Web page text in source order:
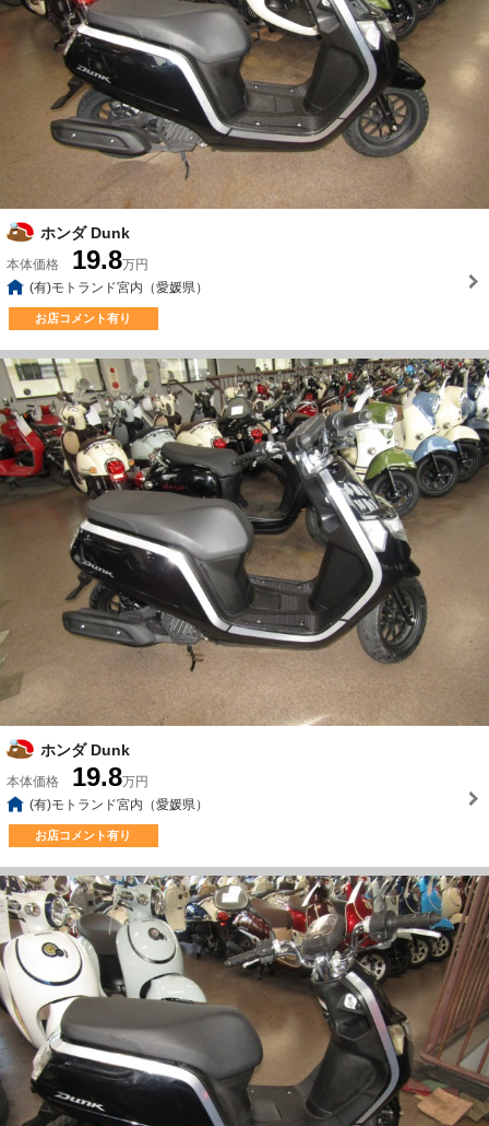
ホンダ Dunk
本体価格 19.8万円
(有)モトランド宮内（愛媛県）
お店コメント有り
ホンダ Dunk
本体価格 19.8万円
(有)モトランド宮内（愛媛県）
お店コメント有り